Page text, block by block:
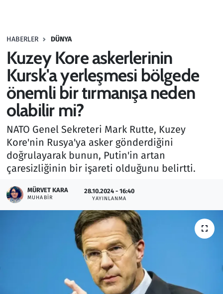
HABERLER DÜNYA
Kuzey Kore askerlerinin
Kursk'a yerleşmesi bölgede
önemli bir tırmanışa neden
olabilir mi?
NATO Genel Sekreteri Mark Rutte, Kuzey
Kore'nin Rusya'ya asker gönderdiğini
doğrulayarak bunun, Putin'in artan
çaresizliğinin bir işareti olduğunu belirtti.
MÜRVET KARA
MUHABIR
28.10.2024 - 16:40
YAYINLANMA
Haber
Kültür Sanat
Kurumsal Haberler
Lezzet Durağı
Memur ve Kamu
Otomobil
Oyun
Resmi İlanlar